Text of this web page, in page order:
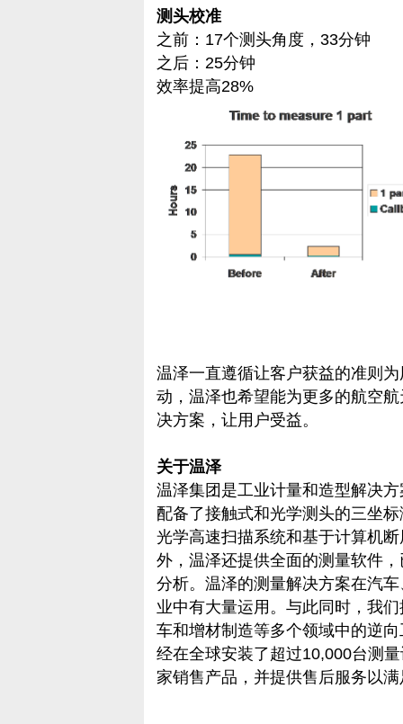
测头校准
之前：17个测头角度，33分钟
之后：25分钟
效率提高28%
温泽一直遵循让客户获益的准则
动，温泽也希望能为更多的航空
决方案，让用户受益。
关于温泽
温泽集团是工业计量和造型解决
配备了接触式和光学测头的三坐
光学高速扫描系统和基于计算机
外，温泽还提供全面的测量软件
分析。温泽的测量解决方案在汽
业中有大量运用。与此同时，我
车和增材制造等多个领域中的逆
经在全球安装了超过10,000台测
家销售产品，并提供售后服务以